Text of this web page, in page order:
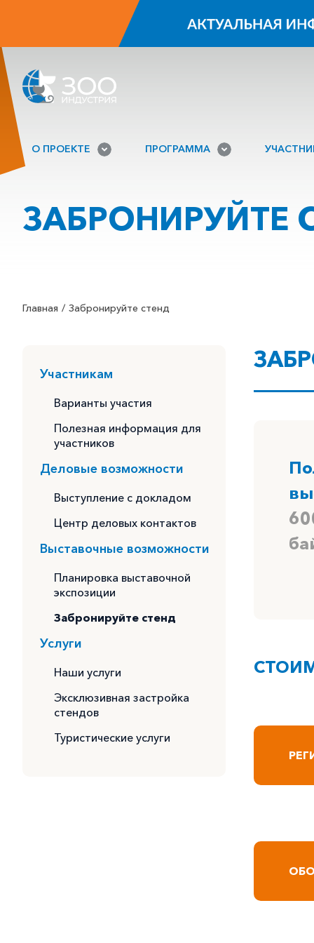
О ПРОЕКТЕ ПРОГРАММА
ЗАБРОНИРУЙТЕ
Главная Забронируйте стенд
Участникам
Варианты участия
Полезная информация для
участников
Деловые возможности
Выступление с докладом
Центр деловых контактов
Выставочные возможности
Планировка выставочной
экспозиции
Забронируйте стенд
Услуги
Наши услуги
Эксклюзивная застройка
стендов
Туристические услуги